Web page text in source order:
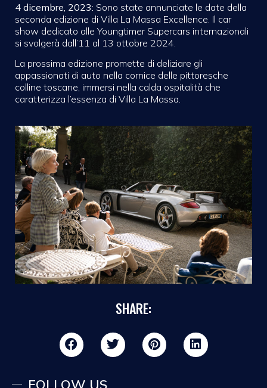
4 dicembre, 2023: Sono state annunciate le date della
seconda edizione di Villa La Massa Excellence. Il car
show dedicato alle Youngtimer Supercars internazionali
si svolgerà dall’11 al 13 ottobre 2024.
La prossima edizione promette di deliziare gli
appassionati di auto nella cornice delle pittoresche
colline toscane, immersi nella calda ospitalità che
caratterizza l’essenza di Villa La Massa.
SHARE:
FOLLOW US